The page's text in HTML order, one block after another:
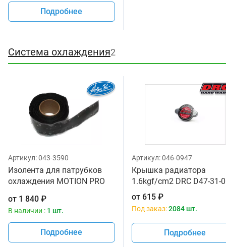
Подробнее
Система охлаждения2
Артикул:043-3590
Изолента для патрубков
охлаждения MOTION PRO
от 1 840 ₽
В наличии : 1 шт.
Подробнее
Артикул:046-0947
Крышка радиатора
1.6kgf/cm2 DRC D47-31-
от 615₽
Под заказ:2084 шт.
Подробнее